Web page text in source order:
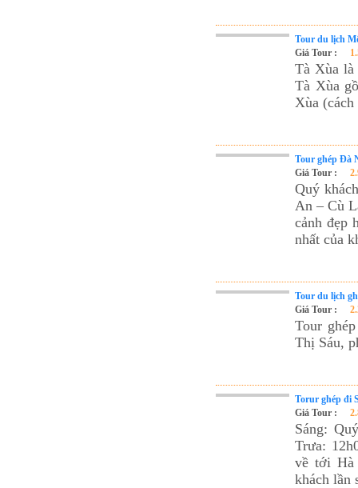
Tour du lịch
Giá Tour :
Tà Xùa là
Tà Xùa
Xùa
Tour ghép Đà
Giá Tour :
Quý
An – Cù
cảnh đẹp
nhất của
Tour du lịch
Giá Tour :
Tour
Thị Sáu,
Torur ghép đi
Giá Tour :
Sáng:
Trưa:
về tới Hà
khách lần